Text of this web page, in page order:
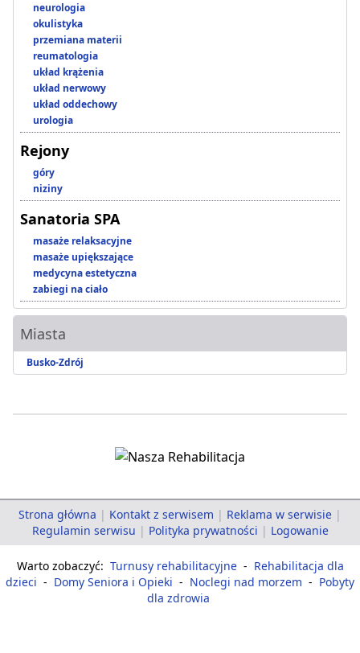
neurologia
okulistyka
przemiana materii
reumatologia
układ krążenia
układ nerwowy
układ oddechowy
urologia
Rejony
góry
niziny
Sanatoria SPA
masaże relaksacyjne
masaże upiększające
medycyna estetyczna
zabiegi na ciało
Miasta
Busko-Zdrój
Strona główna | Kontakt z serwisem | Reklama w serwisie |
Regulamin serwisu | Polityka prywatności | Logowanie
Warto zobaczyć: Turnusy rehabilitacyjne - Rehabilitacja dla
dzieci - Domy Seniora i Opieki - Noclegi nad morzem - Pobyty
dla zdrowia